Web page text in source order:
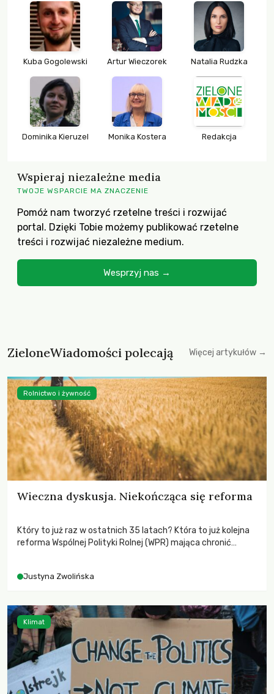
Kuba Gogolewski Artur Wieczorek Natalia Rudzka
Dominika Kieruzel Monika Kostera Redakcja
Wspieraj niezależne media
TWOJE WSPARCIE MA ZNACZENIE
Pomóż nam tworzyć rzetelne treści i rozwijać
portal. Dzięki Tobie możemy publikować rzetelne
treści i rozwijać niezależne medium.
Wesprzyj nas →
ZieloneWiadomości polecają Więcej artykułów →
Wieczna dyskusja. Niekończąca się reforma
Który to już raz w ostatnich 35 latach? Która to już kolejna
reforma Wspólnej Polityki Rolnej (WPR) mająca chronić
Justyna Zwolińska
Rolnictwo i żywność
Klimat